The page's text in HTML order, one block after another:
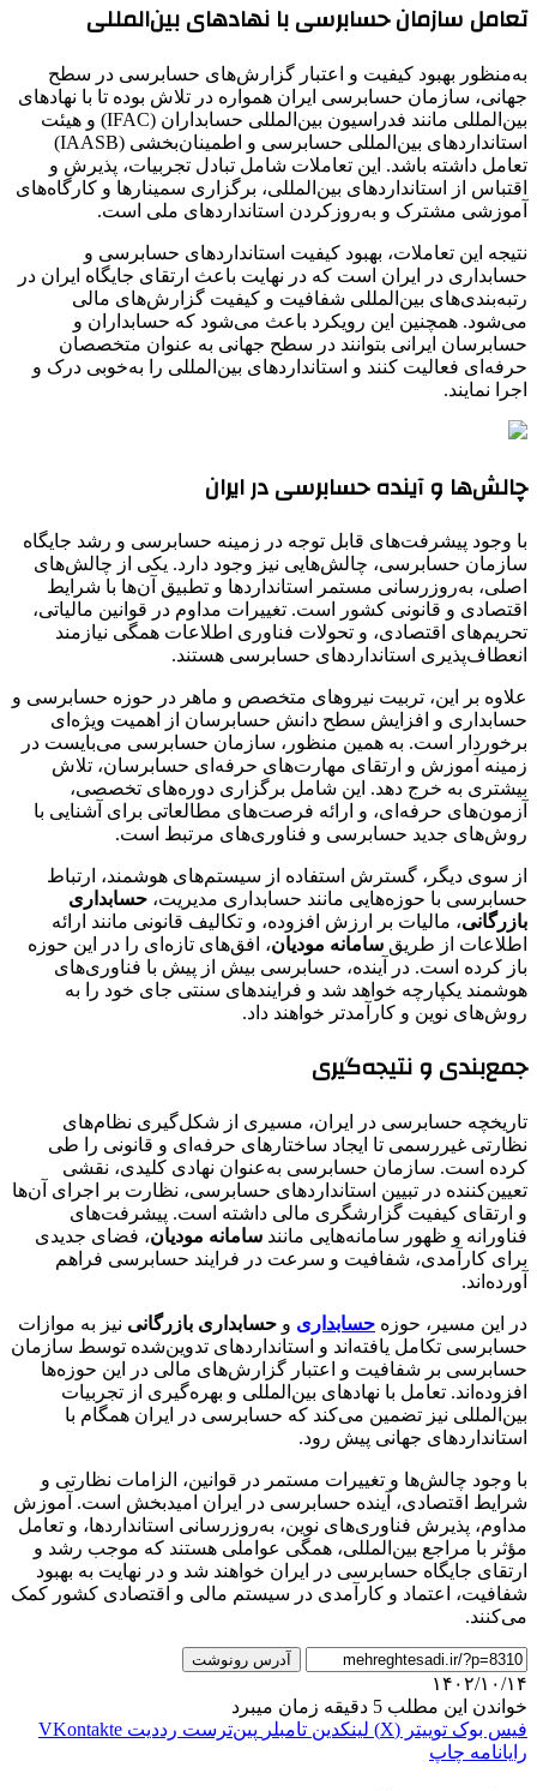
تعامل سازمان حسابرسی با نهادهای بین‌المللی
به‌منظور بهبود کیفیت و اعتبار گزارش‌های حسابرسی در سطح
جهانی، سازمان حسابرسی ایران همواره در تلاش بوده تا با نهادهای
بین‌المللی مانند فدراسیون بین‌المللی حسابداران (IFAC) و هیئت
استانداردهای بین‌المللی حسابرسی و اطمینان‌بخشی (IAASB)
تعامل داشته باشد. این تعاملات شامل تبادل تجربیات، پذیرش و
اقتباس از استانداردهای بین‌المللی، برگزاری سمینارها و کارگاه‌های
آموزشی مشترک و به‌روزکردن استانداردهای ملی است.
نتیجه این تعاملات، بهبود کیفیت استانداردهای حسابرسی و
حسابداری در ایران است که در نهایت باعث ارتقای جایگاه ایران در
رتبه‌بندی‌های بین‌المللی شفافیت و کیفیت گزارش‌های مالی
می‌شود. همچنین این رویکرد باعث می‌شود که حسابداران و
حسابرسان ایرانی بتوانند در سطح جهانی به عنوان متخصصان
حرفه‌ای فعالیت کنند و استانداردهای بین‌المللی را به‌خوبی درک و
اجرا نمایند.
چالش‌ها و آینده حسابرسی در ایران
با وجود پیشرفت‌های قابل توجه در زمینه حسابرسی و رشد جایگاه
سازمان حسابرسی، چالش‌هایی نیز وجود دارد. یکی از چالش‌های
اصلی، به‌روزرسانی مستمر استانداردها و تطبیق آن‌ها با شرایط
اقتصادی و قانونی کشور است. تغییرات مداوم در قوانین مالیاتی،
تحریم‌های اقتصادی، و تحولات فناوری اطلاعات همگی نیازمند
انعطاف‌پذیری استانداردهای حسابرسی هستند.
علاوه بر این، تربیت نیروهای متخصص و ماهر در حوزه حسابرسی و
حسابداری و افزایش سطح دانش حسابرسان از اهمیت ویژه‌ای
برخوردار است. به همین منظور، سازمان حسابرسی می‌بایست در
زمینه آموزش و ارتقای مهارت‌های حرفه‌ای حسابرسان، تلاش
بیشتری به خرج دهد. این شامل برگزاری دوره‌های تخصصی،
آزمون‌های حرفه‌ای، و ارائه فرصت‌های مطالعاتی برای آشنایی با
روش‌های جدید حسابرسی و فناوری‌های مرتبط است.
از سوی دیگر، گسترش استفاده از سیستم‌های هوشمند، ارتباط
حسابرسی با حوزه‌هایی مانند حسابداری مدیریت، حسابداری
بازرگانی، مالیات بر ارزش افزوده، و تکالیف قانونی مانند ارائه
اطلاعات از طریق سامانه مودیان، افق‌های تازه‌ای را در این حوزه
باز کرده است. در آینده، حسابرسی بیش از پیش با فناوری‌های
هوشمند یکپارچه خواهد شد و فرایند‌های سنتی جای خود را به
روش‌های نوین و کارآمدتر خواهند داد.
جمع‌بندی و نتیجه‌گیری
تاریخچه حسابرسی در ایران، مسیری از شکل‌گیری نظام‌های
نظارتی غیررسمی تا ایجاد ساختارهای حرفه‌ای و قانونی را طی
کرده است. سازمان حسابرسی به‌عنوان نهادی کلیدی، نقشی
تعیین‌کننده در تبیین استانداردهای حسابرسی، نظارت بر اجرای آن‌ها
و ارتقای کیفیت گزارشگری مالی داشته است. پیشرفت‌های
فناورانه و ظهور سامانه‌هایی مانند سامانه مودیان، فضای جدیدی
برای کارآمدی، شفافیت و سرعت در فرایند حسابرسی فراهم
آورده‌اند.
در این مسیر، حوزه حسابداری و حسابداری بازرگانی نیز به موازات
حسابرسی تکامل یافته‌اند و استانداردهای تدوین‌شده توسط سازمان
حسابرسی بر شفافیت و اعتبار گزارش‌های مالی در این حوزه‌ها
افزوده‌اند. تعامل با نهادهای بین‌المللی و بهره‌گیری از تجربیات
بین‌المللی نیز تضمین می‌کند که حسابرسی در ایران همگام با
استانداردهای جهانی پیش رود.
با وجود چالش‌ها و تغییرات مستمر در قوانین، الزامات نظارتی و
شرایط اقتصادی، آینده حسابرسی در ایران امیدبخش است. آموزش
مداوم، پذیرش فناوری‌های نوین، به‌روزرسانی استانداردها، و تعامل
مؤثر با مراجع بین‌المللی، همگی عواملی هستند که موجب رشد و
ارتقای جایگاه حسابرسی در ایران خواهند شد و در نهایت به بهبود
شفافیت، اعتماد و کارآمدی در سیستم مالی و اقتصادی کشور کمک
می‌کنند.
آدرس رونوشت
۱۴۰۲/۱۰/۱۴
خواندن این مطلب 5 دقیقه زمان میبرد
فیس بوک توییتر (X) لینکدین ‫تامبلر ‫پین‌ترست ‫رددیت ‫VKontakte
رایانامه چاپ